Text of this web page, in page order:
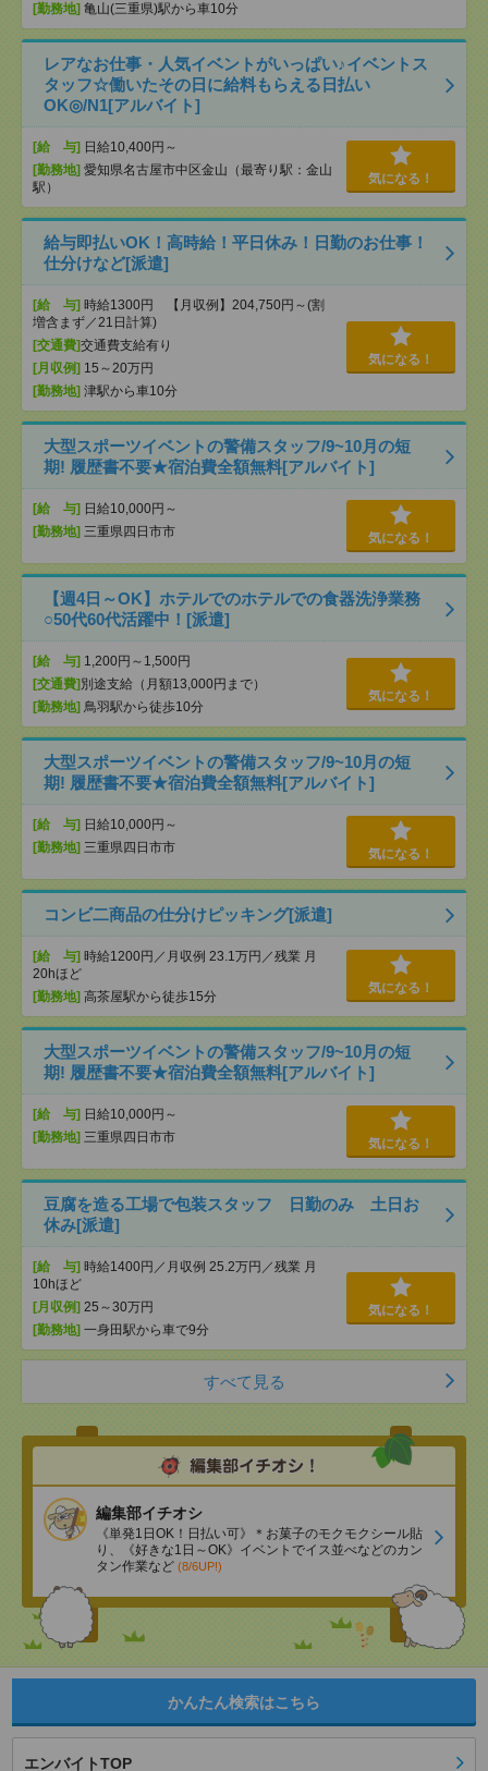
[勤務地] 亀山(三重県)駅から車10分
レアなお仕事・人気イベントがいっぱい♪イベントス
タッフ☆働いたその日に給料もらえる日払い
OK◎/N1[アルバイト]
[給 与] 日給10,400円～
[勤務地] 愛知県名古屋市中区金山（最寄り駅：金山
駅）
気になる！
給与即払いOK！高時給！平日休み！日勤のお仕事！
仕分けなど[派遣]
[給 与] 時給1300円 【月収例】204,750円～(割
増含まず／21日計算)
[交通費]交通費支給有り
[月収例] 15～20万円
[勤務地] 津駅から車10分
気になる！
大型スポーツイベントの警備スタッフ/9~10月の短
期! 履歴書不要★宿泊費全額無料[アルバイト]
[給 与] 日給10,000円～
[勤務地] 三重県四日市市 気になる！
【週4日～OK】ホテルでのホテルでの食器洗浄業務
○50代60代活躍中！[派遣]
[給 与] 1,200円～1,500円
[交通費] 別途支給（月額13,000円まで）
[勤務地] 鳥羽駅から徒歩10分
気になる！
大型スポーツイベントの警備スタッフ/9~10月の短
期! 履歴書不要★宿泊費全額無料[アルバイト]
[給 与] 日給10,000円～
[勤務地] 三重県四日市市 気になる！
コンビ二商品の仕分けピッキング[派遣]
[給 与] 時給1200円／月収例 23.1万円／残業 月
20hほど
[勤務地] 高茶屋駅から徒歩15分
気になる！
大型スポーツイベントの警備スタッフ/9~10月の短
期! 履歴書不要★宿泊費全額無料[アルバイト]
[給 与] 日給10,000円～
[勤務地] 三重県四日市市 気になる！
豆腐を造る工場で包装スタッフ 日勤のみ 土日お
休み[派遣]
[給 与] 時給1400円／月収例 25.2万円／残業 月
10hほど
[月収例] 25～30万円
[勤務地] 一身田駅から車で9分
気になる！
すべて見る
編集部イチオシ
《単発1日OK！日払い可》＊お菓子のモクモクシール貼
り、《好きな1日～OK》イベントでイス並べなどのカン
タン作業など (8/6UP!)
かんたん検索はこちら
エンバイトTOP